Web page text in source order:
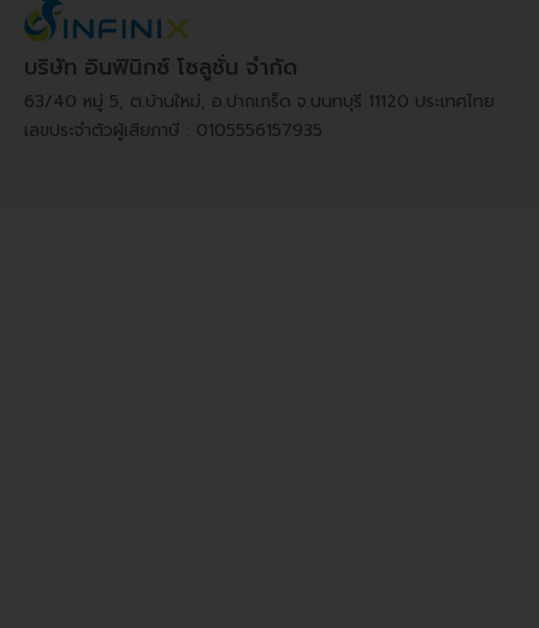
บริษัท อินฟินิกซ์ โซลูชั่น จำกัด
63/40 หมู่ 5, ต.บ้านใหม่, อ.ปากเกร็ด จ.นนทบุรี 11120 ประเทศไทย
เลขประจำตัวผู้เสียภาษี : 0105556157935